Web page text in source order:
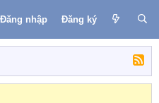
Đăng nhập Đăng ký